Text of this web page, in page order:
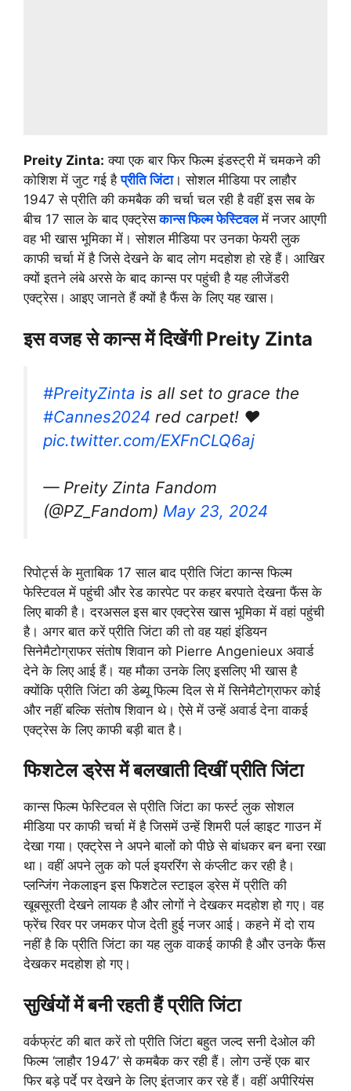
Preity Zinta: क्या एक बार फिर फिल्म इंडस्ट्री में चमकने की
कोशिश में जुट गई हैप्रीति जिंटा। सोशल मीडिया पर लाहौर
1947 से प्रीति की कमबैक की चर्चा चल रही है वहीं इस सब के
बीच 17 साल के बाद एक्ट्रेसकान्स फिल्म फेस्टिवलमें नजर आएगी
वह भी खास भूमिका में। सोशल मीडिया पर उनका फेयरी लुक
काफी चर्चा में है जिसे देखने के बाद लोग मदहोश हो रहे हैं। आखिर
क्यों इतने लंबे अरसे के बाद कान्स पर पहुंची है यह लीजेंडरी
एक्ट्रेस। आइए जानते हैं क्यों है फैंस के लिए यह खास।
इस वजह से कान्स में दिखेंगी Preity Zinta
#PreityZinta is all set to grace the
#Cannes2024 red carpet! ❤️
pic.twitter.com/EXFnCLQ6aj
— Preity Zinta Fandom
(@PZ_Fandom) May 23, 2024
रिपोर्ट्स के मुताबिक 17 साल बाद प्रीति जिंटा कान्स फिल्म
फेस्टिवल में पहुंची और रेड कारपेट पर कहर बरपाते देखना फैंस के
लिए बाकी है। दरअसल इस बार एक्ट्रेस खास भूमिका में वहां पहुंची
है। अगर बात करें प्रीति जिंटा की तो वह यहां इंडियन
सिनेमैटोग्राफर संतोष शिवान को Pierre Angenieux अवार्ड
देने के लिए आई हैं। यह मौका उनके लिए इसलिए भी खास है
क्योंकि प्रीति जिंटा की डेब्यू फिल्म दिल से में सिनेमैटोग्राफर कोई
और नहीं बल्कि संतोष शिवान थे। ऐसे में उन्हें अवार्ड देना वाकई
एक्ट्रेस के लिए काफी बड़ी बात है।
फिशटेल ड्रेस में बलखाती दिखीं प्रीति जिंटा
कान्स फिल्म फेस्टिवल से प्रीति जिंटा का फर्स्ट लुक सोशल
मीडिया पर काफी चर्चा में है जिसमें उन्हें शिमरी पर्ल व्हाइट गाउन में
देखा गया। एक्ट्रेस ने अपने बालों को पीछे से बांधकर बन बना रखा
था। वहीं अपने लुक को पर्ल इयररिंग से कंप्लीट कर रही है।
प्लन्जिंग नेकलाइन इस फिशटेल स्टाइल ड्रेस में प्रीति की
खूबसूरती देखने लायक है और लोगों ने देखकर मदहोश हो गए। वह
फ्रेंच रिवर पर जमकर पोज देती हुई नजर आई। कहने में दो राय
नहीं है कि प्रीति जिंटा का यह लुक वाकई काफी है और उनके फैंस
देखकर मदहोश हो गए।
सुर्खियों में बनी रहती हैं प्रीति जिंटा
वर्कफ्रंट की बात करें तो प्रीति जिंटा बहुत जल्द सनी देओल की
फिल्म ‘लाहौर 1947’ से कमबैक कर रही हैं। लोग उन्हें एक बार
फिर बड़े पर्दे पर देखने के लिए इंतजार कर रहे हैं। वहीं अपीरियंस